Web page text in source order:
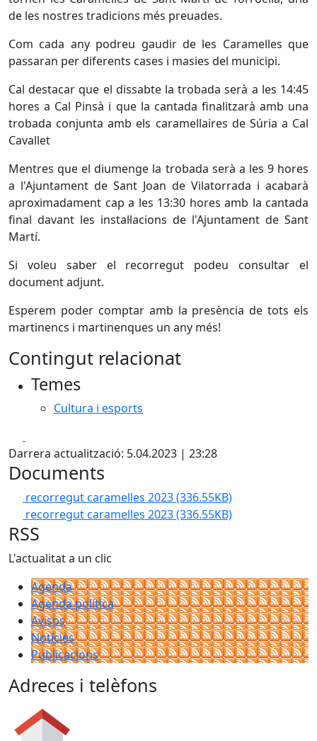
de les nostres tradicions més preuades.
Com cada any podreu gaudir de les Caramelles que
passaran per diferents cases i masies del municipi.
Cal destacar que el dissabte la trobada serà a les 14:45
hores a Cal Pinsà i que la cantada finalitzarà amb una
trobada conjunta amb els caramellaires de Súria a Cal
Cavallet
Mentres que el diumenge la trobada serà a les 9 hores
a l'Ajuntament de Sant Joan de Vilatorrada i acabarà
aproximadament cap a les 13:30 hores amb la cantada
final davant les instal·lacions de l'Ajuntament de Sant
Martí.
Si voleu saber el recorregut podeu consultar el
document adjunt.
Esperem poder comptar amb la presència de tots els
martinencs i martinenques un any més!
Contingut relacionat
Temes
Cultura i esports
Darrera actualització: 5.04.2023 | 23:28
Documents
recorregut caramelles 2023(336.55KB)
recorregut caramelles 2023(336.55KB)
RSS
L'actualitat a un clic
Agenda
Agenda política
Avisos
Notícies
Publicacions
Adreces i telèfons